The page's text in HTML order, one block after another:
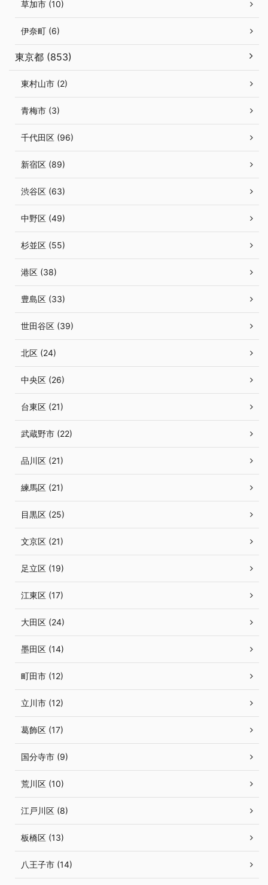
草加市 (10)
伊奈町 (6)
東京都 (853)
東村山市 (2)
青梅市 (3)
千代田区 (96)
新宿区 (89)
渋谷区 (63)
中野区 (49)
杉並区 (55)
港区 (38)
豊島区 (33)
世田谷区 (39)
北区 (24)
中央区 (26)
台東区 (21)
武蔵野市 (22)
品川区 (21)
練馬区 (21)
目黒区 (25)
文京区 (21)
足立区 (19)
江東区 (17)
大田区 (24)
墨田区 (14)
町田市 (12)
立川市 (12)
葛飾区 (17)
国分寺市 (9)
荒川区 (10)
江戸川区 (8)
板橋区 (13)
八王子市 (14)